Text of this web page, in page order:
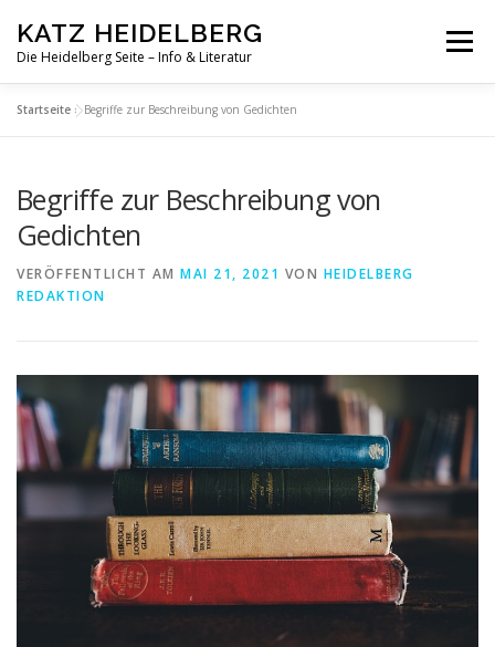
Inhalt
springen
KATZ HEIDELBERG
Die Heidelberg Seite – Info & Literatur
Menü
Startseite »Begriffe zur Beschreibung von Gedichten
Begriffe zur Beschreibung von
Gedichten
VERÖFFENTLICHT AM MAI 21, 2021 VON HEIDELBERG
REDAKTION